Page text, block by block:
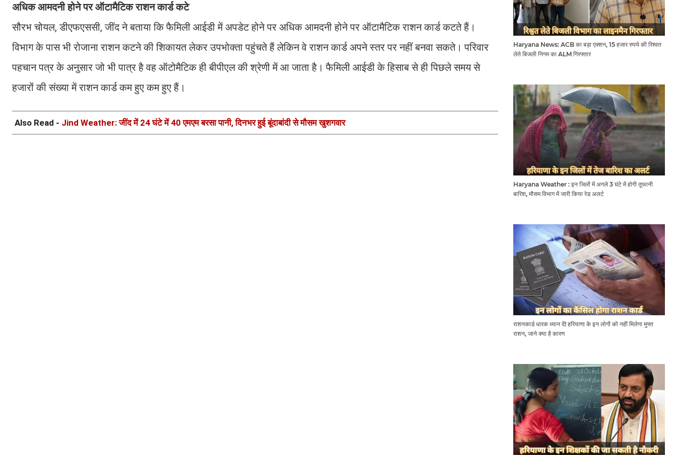
अधिक आमदनी होने पर ऑटामैटिक राशन कार्ड कटे
सौरभ चोयल, डीएफएससी, जींद ने बताया कि फैमिली आईडी में अपडेट होने पर अधिक आमदनी होने पर ऑटामैटिक राशन कार्ड कटते हैं।
विभाग के पास भी रोजाना राशन कटने की शिकायत लेकर उपभोक्ता पहुंचते हैं लेकिन वे राशन कार्ड अपने स्तर पर नहीं बनवा सकते। परिवार
पहचान पत्र के अनुसार जो भी पात्र है वह ऑटोमैटिक ही बीपीएल की श्रेणी में आ जाता है। फैमिली आईडी के हिसाब से ही पिछले समय से
हजारों की संख्या में राशन कार्ड कम हुए कम हुए हैं।
Also Read - Jind Weather: जींद में 24 घंटे में 40 एमएम बरसा पानी, दिनभर हुई बूंदाबांदी से मौसम खुशगवार
Haryana News: ACB का बड़ा एक्शन, 15 हजार रुपये की रिश्वत
लेते बिजली निगम का ALM गिरफ्तार
Haryana Weather : इन जिलों में अगले 3 घंटे में होगी तूफानी
बारिश, मौसम विभाग में जारी किया रेड अलर्ट
राशनकार्ड धारक ध्यान दें! हरियाणा के इन लोगों को नहीं मिलेगा मुफ्त
राशन, जाने क्या है कारण